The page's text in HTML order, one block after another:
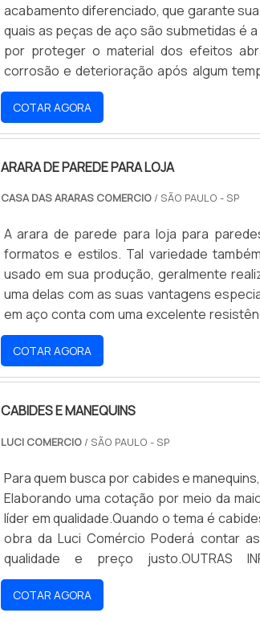
acabamento diferenciado, que garante
quais as peças de aço são submetidas é
por proteger o material dos efeitos
corrosão e deterioração após algum
uniformes em toda a sua superfície
o peso de acordo com cada modelo de
COTAR AGORA
ARARA DE PAREDE PARA LOJA
CASA DAS ARARAS COMERCIO/ SÃO PAULO - SP
A arara de parede para loja para
formatos e estilos. Tal variedade
usado em sua produção, geralmente
uma delas com as suas vantagens
em aço conta com uma excelente
peso reduzido, o que facilita o seu
FUNCIONALIDADESJá as versões do
COTAR AGORA
CABIDES E MANEQUINS
LUCI COMERCIO/ SÃO PAULO - SP
Para quem busca por cabides e
Elaborando uma cotação por meio da
líder em qualidade.Quando o tema é
obra da Luci Comércio Poderá contar
qualidade e preço justo.OUTRAS
MANEQUINSExistem muitas formas
autoridade em uma área de atuação. A
COTAR AGORA